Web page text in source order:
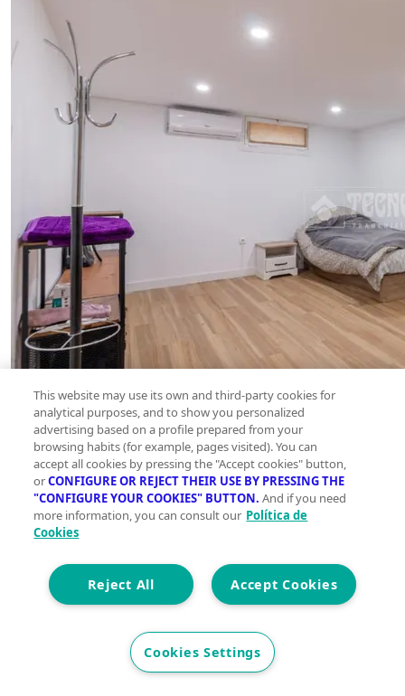
This website may use its own and third-party cookies for
analytical purposes, and to show you personalized
advertising based on a profile prepared from your
browsing habits (for example, pages visited). You can
accept all cookies by pressing the "Accept cookies" button,
orCONFIGURE OR REJECT THEIR USE BY PRESSING THE
"CONFIGURE YOUR COOKIES" BUTTON. And if you need
more information, you can consult our Política de
Cookies
Accept Cookies
Reject All
Cookies Settings